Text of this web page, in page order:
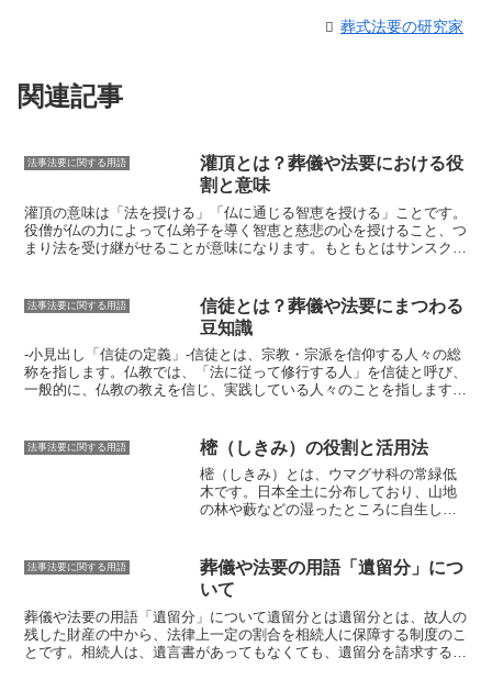
葬式法要の研究家
関連記事
法事法要に関する用語
灌頂とは？葬儀や法要における役
割と意味
灌頂の意味は「法を授ける」「仏に通じる智恵を授ける」ことです。
役僧が仏の力によって仏弟子を導く智恵と慈悲の心を授けること、つ
まり法を受け継がせることが意味になります。もともとはサンスクリ
院の住職の資格を得るために行われる「灌頂」とは異なります。灌頂
の由来は古代インドに遡るとされ、王が即位する際に臣下から水をか
けて祝福する風習がありました。これが仏教に取り入れられ、僧侶が
法を受け継ぐ際に役僧から水をかけて祝福する儀式が灌頂となりまし
た。
法事法要に関する用語
信徒とは？葬儀や法要にまつわる
豆知識
-小見出し「信徒の定義」-信徒とは、宗教・宗派を信仰する人々の総
称を指します。仏教では、 「法に従って修行する人」 を信徒と呼び、
一般的に、仏教の教えを信じ、実践している人々のことを指します。
続きはありませんが、
仏教の教えに共感し、仏教の教えを実践してい
く意志があることが大切
です。信徒になると、 仏教の教えをより深く
学ぶことができ、仏教の行事に積極的に参加することができます。ま
仏教の教えに基づいた人生を送り、より良い生き方をすることが
法事法要に関する用語 樒（しきみ）の役割と活用法
樒（しきみ）とは、 ウマグサ科の常緑低
木です。日本全土に分布しており、山地
の林や藪などの湿ったところに自生して
細かい鋸歯があります。花は小さく白
く、春から夏にかけて咲きます。果実は
球形で、秋に熟します。樒は、古くから
神道や仏教の儀式に使用されてきた神聖
な木とされており、神社や仏閣の境内に
よく植えられています。樒の最も重要な
法事法要に関する用語
葬儀や法要の用語「遺留分」につ
いて
葬儀や法要の用語「遺留分」について遺留分とは遺留分とは、故人の
残した財産の中から、法律上一定の割合を相続人に保障する制度のこ
とです。相続人は、遺言書があってもなくても、遺留分を請求するこ